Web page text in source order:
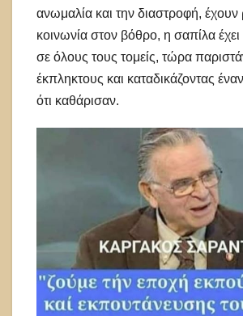
ανωμαλία και την διαστροφή, έχουν
κοινωνία στον βόθρο, η σαπίλα έχει
σε όλους τους τομείς, τώρα
έκπληκτους και καταδικάζοντας
ότι καθάρισαν.